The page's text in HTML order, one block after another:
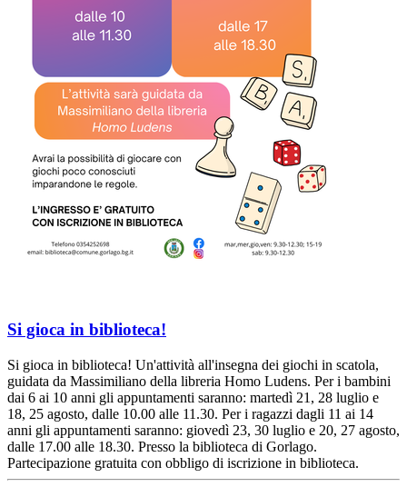
Si gioca in biblioteca!
Si gioca in biblioteca! Un'attività all'insegna dei giochi in scatola,
guidata da Massimiliano della libreria Homo Ludens. Per i bambini
dai 6 ai 10 anni gli appuntamenti saranno: martedì 21, 28 luglio e
18, 25 agosto, dalle 10.00 alle 11.30. Per i ragazzi dagli 11 ai 14
anni gli appuntamenti saranno: giovedì 23, 30 luglio e 20, 27 agosto,
dalle 17.00 alle 18.30. Presso la biblioteca di Gorlago.
Partecipazione gratuita con obbligo di iscrizione in biblioteca.